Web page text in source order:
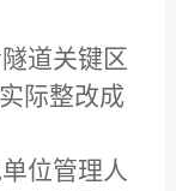
道关键区
际整改成
位管理人